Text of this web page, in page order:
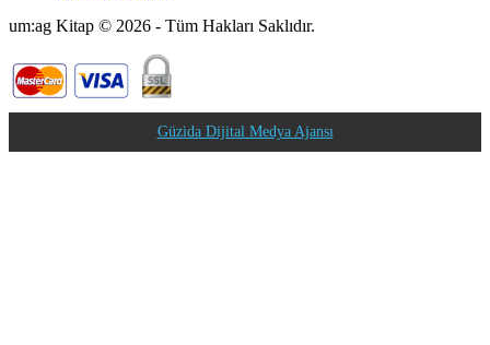
um:ag Kitap © 2026 - Tüm Hakları Saklıdır.
Güzida Dijital Medya Ajansı